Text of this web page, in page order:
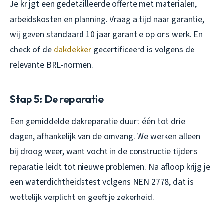
Je krijgt een gedetailleerde offerte met materialen,
arbeidskosten en planning. Vraag altijd naar garantie,
wij geven standaard 10 jaar garantie op ons werk. En
check of de dakdekker gecertificeerd is volgens de
relevante BRL-normen.
Stap 5: De reparatie
Een gemiddelde dakreparatie duurt één tot drie
dagen, afhankelijk van de omvang. We werken alleen
bij droog weer, want vocht in de constructie tijdens
reparatie leidt tot nieuwe problemen. Na afloop krijg je
een waterdichtheidstest volgens NEN 2778, dat is
wettelijk verplicht en geeft je zekerheid.